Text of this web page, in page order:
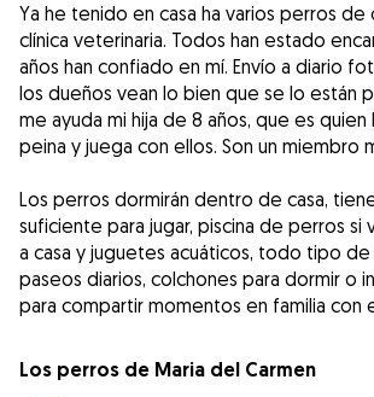
Ya he tenido en casa ha varios perros de
clínica veterinaria. Todos han estado
años han confiado en mí. Envío a diario
los dueños vean lo bien que se lo están
me ayuda mi hija de 8 años, que es
peina y juega con ellos. Son un miembro
Los perros dormirán dentro de casa,
suficiente para jugar, piscina de perros si
a casa y juguetes acuáticos, todo tipo de
paseos diarios, colchones para dormir o
para compartir momentos en familia con
Los perros de Maria del Carmen